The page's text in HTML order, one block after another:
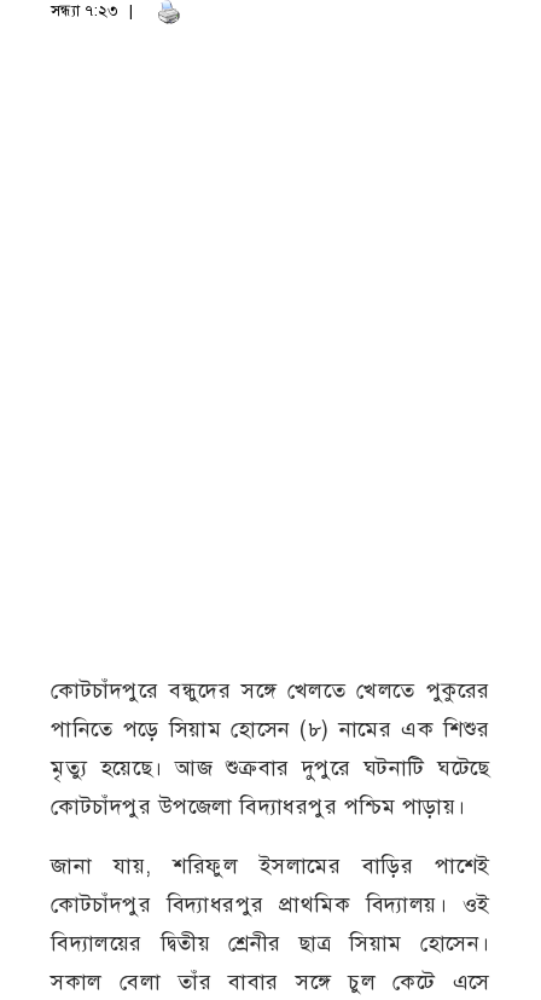
সন্ধ্যা ৭:২৩
কোটচাঁদপুরে বন্ধুদের সঙ্গে খেলতে খেলতে পুকুরের
পানিতে পড়ে সিয়াম হোসেন (৮) নামের এক শিশুর
মৃত্যু হয়েছে। আজ শুক্রবার দুপুরে ঘটনাটি ঘটেছে
কোটচাঁদপুর উপজেলা বিদ্যাধরপুর পশ্চিম পাড়ায়।
জানা যায়, শরিফুল ইসলামের বাড়ির পাশেই
কোটচাঁদপুর বিদ্যাধরপুর প্রাথমিক বিদ্যালয়। ওই
বিদ্যালয়ের দ্বিতীয় শ্রেনীর ছাত্র সিয়াম হোসেন।
সকাল বেলা তাঁর বাবার সঙ্গে চুল কেটে এসে